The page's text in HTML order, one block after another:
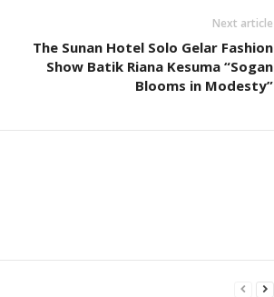
Next article
The Sunan Hotel Solo Gelar Fashion
Show Batik Riana Kesuma “Sogan
Blooms in Modesty”